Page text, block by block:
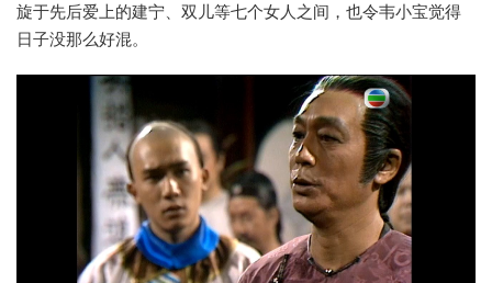
旋于先后爱上的建宁、双儿等七个女人之间，也令韦小宝觉得
日子没那么好混。